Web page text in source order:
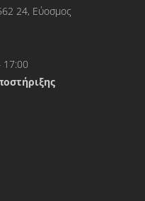
24, Εύοσμος
17:00